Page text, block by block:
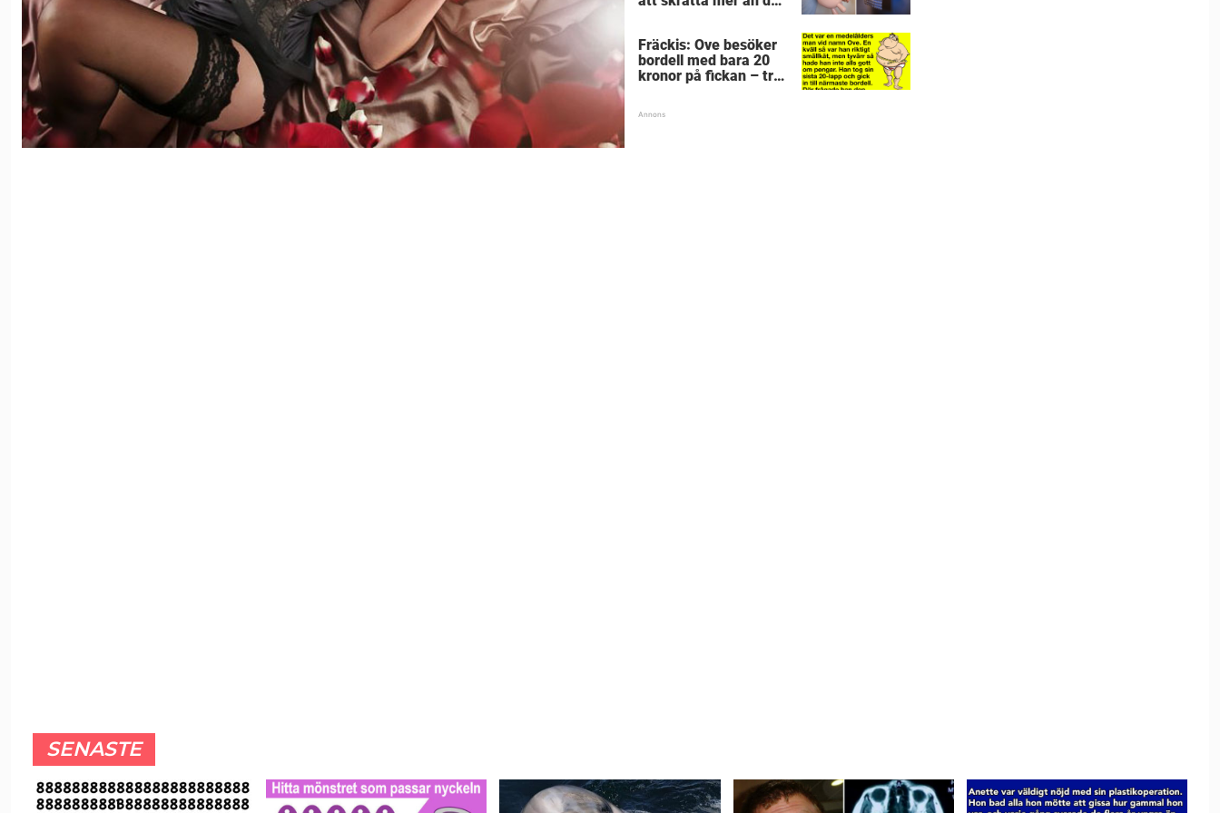
Fräckis: Ove besöker
bordell med bara 20
kronor på fickan – tre
SENASTE